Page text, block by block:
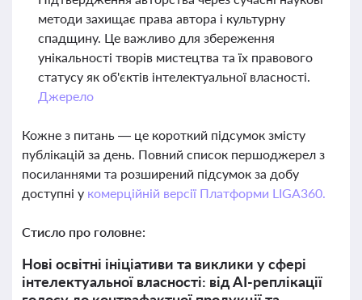
методи захищає права автора і культурну
спадщину. Це важливо для збереження
унікальності творів мистецтва та їх правового
статусу як об'єктів інтелектуальної власності.
Джерело
Кожне з питань — це короткий підсумок змісту
публікацій за день. Повний список першоджерел з
посиланнями та розширений підсумок за добу
доступні у комерційній версії Платформи LIGA360.
Стисло про головне:
Нові освітні ініціативи та виклики у сфері
інтелектуальної власності: від AI-реплікації